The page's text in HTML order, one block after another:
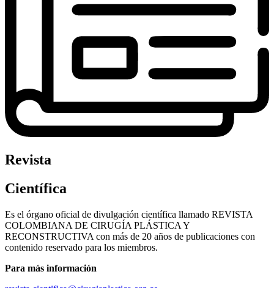
Revista
Científica
Es el órgano oficial de divulgación científica llamado REVISTA
COLOMBIANA DE CIRUGÍA PLÁSTICA Y
RECONSTRUCTIVA con más de 20 años de publicaciones con
contenido reservado para los miembros.
Para más información